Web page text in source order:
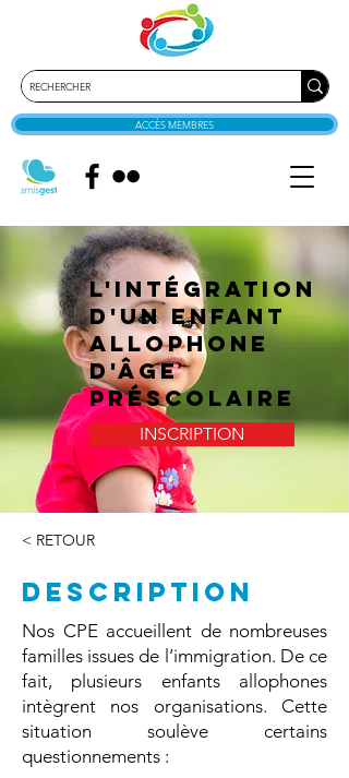
ACCÈS MEMBRES
L'intégration
d'un enfant
allophone
d'âge
préscolaire
INSCRIPTION
< RETOUR
DESCRIPTION
Nos CPE accueillent de nombreuses
familles issues de l’immigration. De ce
fait, plusieurs enfants allophones
intègrent nos organisations. Cette
situation soulève certains
questionnements :